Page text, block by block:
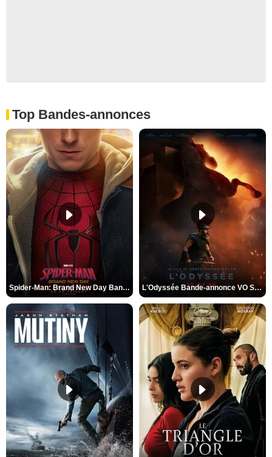
Top Bandes-annonces
Spider-Man: Brand New Day Bande-annonce VO STFR L'Odyssée Bande-annonce VO STFR